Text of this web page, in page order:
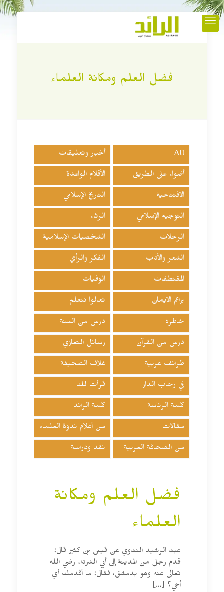
فضل العلم ومكانة العلماء
All أخبار وتعليقات
أضواء على الطريق الأقلام الواعدة
الافتتاحية التاريخ الإسلامي
التوجيه الإسلامي الرثاء
الرحلات الشخصيات الإسلامية
الشعر والأدب الفكر والرأي
المقتطفات الوفيات
براعم الايمان تعالوا نتعلم
خاطرة درس من السنة
درس من القرآن رسائل التعازي
طرائف عربية غلاف الصحيفة
في رحاب الدار قرأت لك
كلمة الرئاسة كلمة الرائد
مقالات من أعلام ندوة العلماء
من الصحافة العربية نقد ودراسة
فضل العلم ومكانة
العلماء
عبد الرشيد الندوي عن قيس بن كثير قال:
قدم رجل من المدينة إلى أبي الدرداء رضي الله
تعالى عنه وهو بدمشق، فقال: ما أقدمك أي
أخي؟ […]